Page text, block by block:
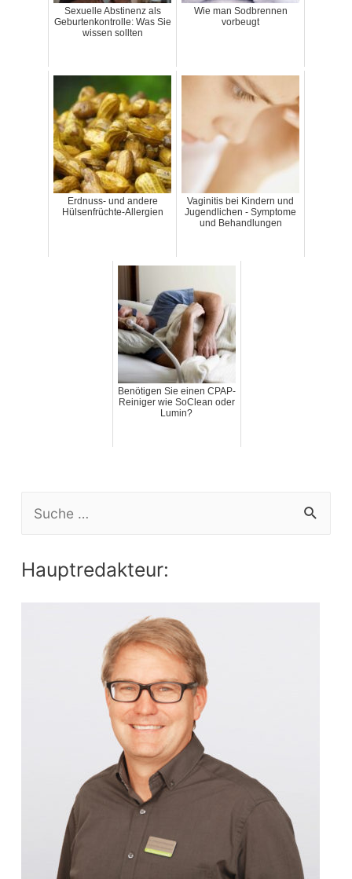
Sexuelle Abstinenz als
Geburtenkontrolle: Was Sie
wissen sollten
Wie man Sodbrennen
vorbeugt
Erdnuss- und andere
Hülsenfrüchte-Allergien
Vaginitis bei Kindern und
Jugendlichen - Symptome
und Behandlungen
Benötigen Sie einen CPAP-
Reiniger wie SoClean oder
Lumin?
Hauptredakteur: